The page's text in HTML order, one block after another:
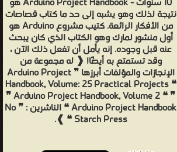
نتيجة لذلك وهو يشبه إلى حد ما كتاب قصاصات
من الأفكار الرائعة. كتيب مشروع Arduino هو
أول منشور لمارك وهو الكتاب الذي كان يبحث
عنه قبل وجوده. إنه يأمل أن تفعل ذلك الآن ،
وقد تستمتع به أيضًا! ❰ له مجموعة من
الإنجازات والمؤلفات أبرزها ❞ Arduino Project
Handbook, Volume: 25 Practical Projects ❝
❞ Arduino Project Handbook, Volume 2 ❝ ❞
Arduino Project Handbook ❝ الناشرين : ❞ No
Starch Press ❝ ❱.